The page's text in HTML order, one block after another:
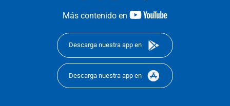
Más contenido en
youtube-
Descarga nuestra app en
Descarga nuestra app en